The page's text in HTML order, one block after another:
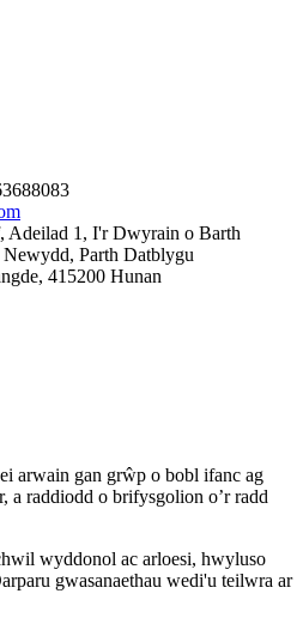
Adeilad 1, I'r Dwyrain o Barth
Parth Datblygu
415200 Hunan
arwain gan grŵp o bobl ifanc ag
a raddiodd o brifysgolion o’r radd
wyddonol ac arloesi, hwyluso
gwasanaethau wedi'u teilwra ar